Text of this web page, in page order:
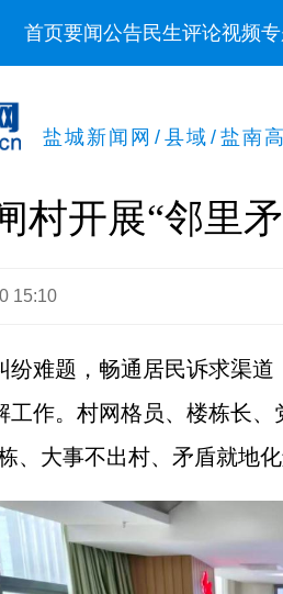
首页要闻公告民生评论视频
盐城新闻网 / 县域 / 盐南
村开展“邻里
15:10
纷难题，畅通居民诉求渠
工作。村网格员、楼栋长
、大事不出村、矛盾就地